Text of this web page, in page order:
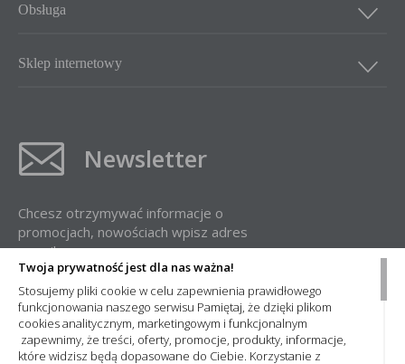
Twoja prywatność jest dla nas ważna!
Stosujemy pliki cookie w celu zapewnienia prawidłowego
funkcjonowania naszego serwisu Pamiętaj, że dzięki plikom
cookies analitycznym, marketingowym i funkcjonalnym
zapewnimy, że treści, oferty, promocje, produkty, informacje,
które widzisz będą dopasowane do Ciebie. Korzystanie z
Obsługa
Sklep internetowy
Newsletter
Chcesz otrzymywać informacje o
promocjach, nowościach wpisz adres
e-mail: